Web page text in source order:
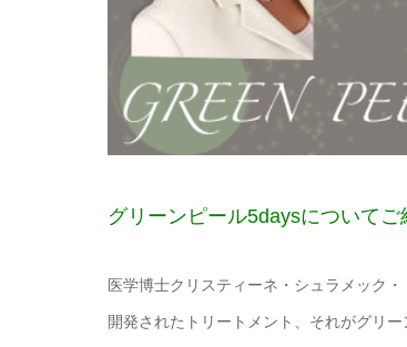
グリーンピール5daysについてご
医学博士クリスティーネ・シュラメック
開発されたトリートメント、それがグリー